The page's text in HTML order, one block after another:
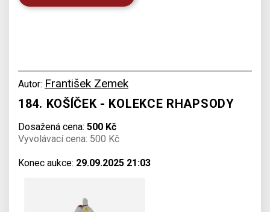
Autor: František Zemek
184. KOŠÍČEK - KOLEKCE RHAPSODY
Dosažená cena: 500 Kč
Vyvolávací cena: 500 Kč
Konec aukce: 29.09.2025 21:03